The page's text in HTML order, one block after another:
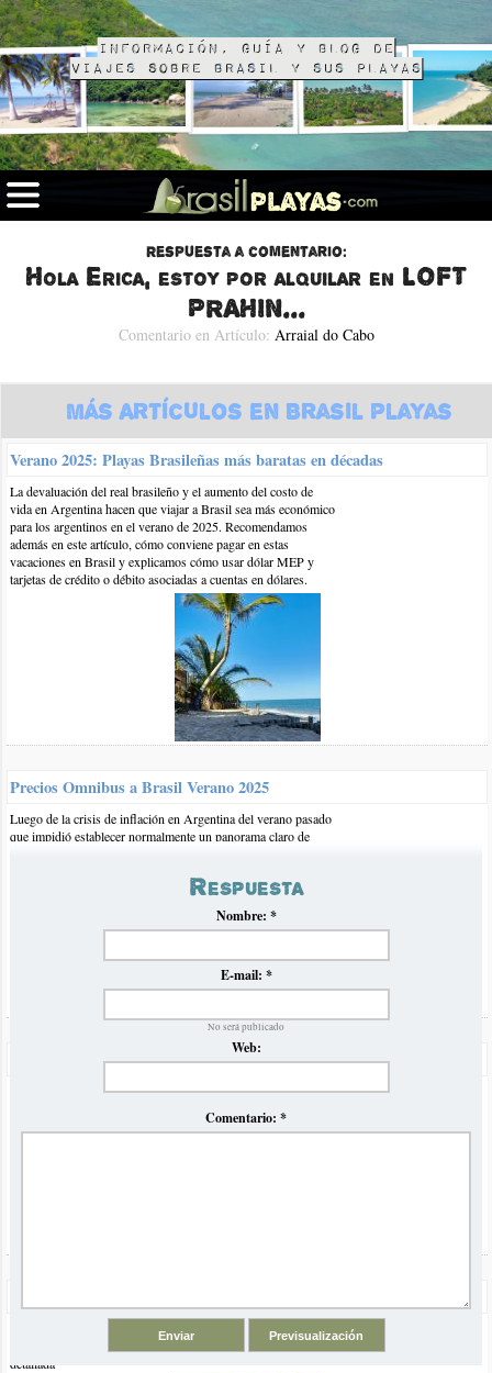
Información, guía y blog de
viajes sobre Brasil y sus playas
Respuesta a comentario:
Hola Erica, estoy por alquilar en LOFT
PRAHIN...
Comentario en Artículo: Arraial do Cabo
23-nov-2015 | por Flor
Hola Erica, estoy por alquilar en LOFT PRAHINA. Vos lo
conoces? podes darme tu opinion al respecto y si consideras la
centro comercial para cenar. Me contas un poquito porque no
Respuesta
Nombre: *
E-mail: *
No será publicado
Web:
Comentario: *
Más Artículos en Brasil Playas
Verano 2025: Playas Brasileñas más baratas en décadas
La devaluación del real brasileño y el aumento del costo de
vida en Argentina hacen que viajar a Brasil sea más económico
para los argentinos en el verano de 2025. Recomendamos
además en este artículo, cómo conviene pagar en estas
vacaciones en Brasil y explicamos cómo usar dólar MEP y
tarjetas de crédito o débito asociadas a cuentas en dólares.
Precios Omnibus a Brasil Verano 2025
Luego de la crisis de inflación en Argentina del verano pasado
que impidió establecer normalmente un panorama claro de
precios para el próximo verano 2025.
Precios Omnibus a Brasil Verano 2023
Volvemos luego de la pandemia con nuestro tradicional
Viajamos desde San Pablo a Buenos Aires en ómnibus con la
empresa JBL y se los contamos con una super crónica
detallada